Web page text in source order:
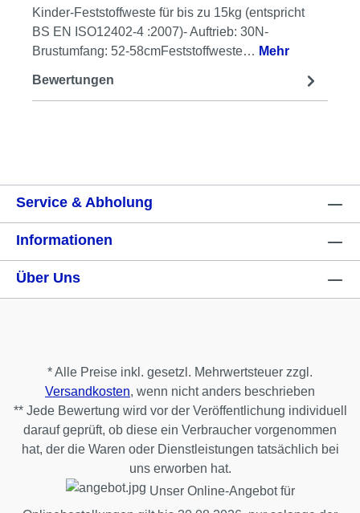
Kinder-Feststoffweste für bis zu 15kg (entspricht
BS EN ISO12402-4 :2007)- Auftrieb: 30N-
Brustumfang: 52-58cmFeststoffweste… Mehr
Bewertungen
Service & Abholung
Informationen
Über Uns
* Alle Preise inkl. gesetzl. Mehrwertsteuer zzgl.
Versandkosten, wenn nicht anders beschrieben
** Jede Bewertung wird vor der Veröffentlichung individuell
darauf geprüft, ob diese ein Verbraucher vorgenommen
hat, der die Waren oder Dienstleistungen tatsächlich bei
uns erworben hat.
Unser Online-Angebot für